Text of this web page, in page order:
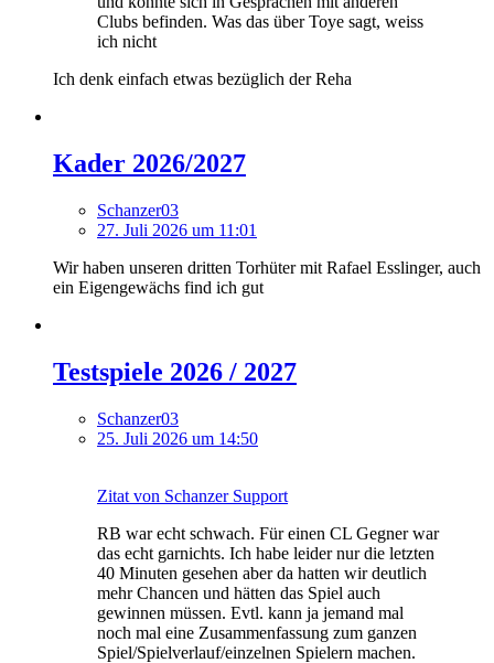
Clubs befinden. Was das über Toye sagt, weiss
ich nicht
Ich denk einfach etwas bezüglich der Reha
Kader 2026/2027
Schanzer03
27. Juli 2026 um 11:01
Wir haben unseren dritten Torhüter mit Rafael Esslinger, auch
ein Eigengewächs find ich gut
Testspiele 2026 / 2027
Schanzer03
25. Juli 2026 um 14:50
Zitat von Schanzer Support
RB war echt schwach. Für einen CL Gegner war
das echt garnichts. Ich habe leider nur die letzten
40 Minuten gesehen aber da hatten wir deutlich
mehr Chancen und hätten das Spiel auch
gewinnen müssen. Evtl. kann ja jemand mal
noch mal eine Zusammenfassung zum ganzen
Spiel/Spielverlauf/einzelnen Spielern machen.